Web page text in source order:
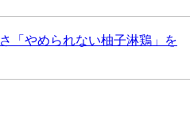
「やめられない柚子淋鶏」を